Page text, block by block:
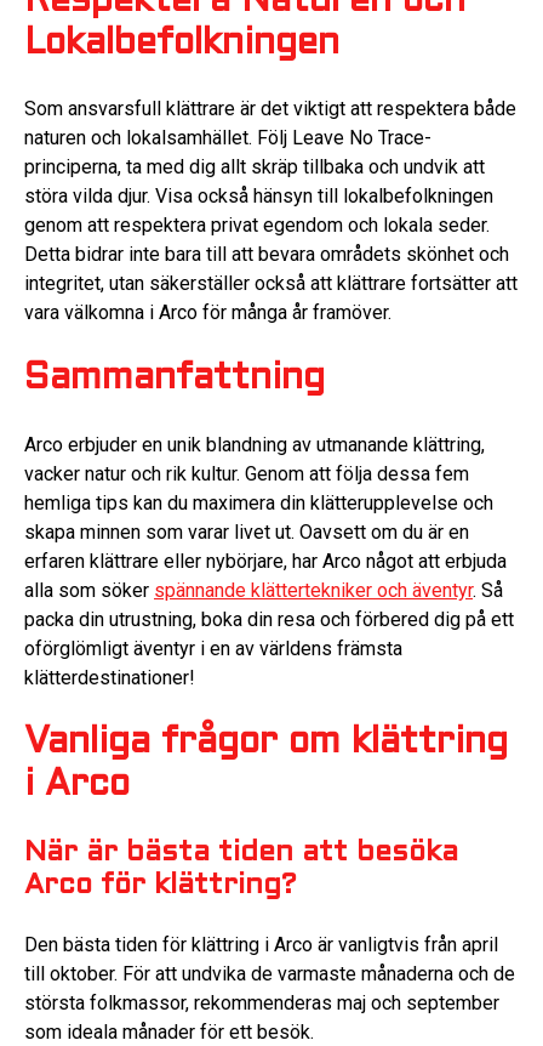
Lokalbefolkningen
Som ansvarsfull klättrare är det viktigt att respektera både
naturen och lokalsamhället. Följ Leave No Trace-
principerna, ta med dig allt skräp tillbaka och undvik att
störa vilda djur. Visa också hänsyn till lokalbefolkningen
genom att respektera privat egendom och lokala seder.
Detta bidrar inte bara till att bevara områdets skönhet och
integritet, utan säkerställer också att klättrare fortsätter att
vara välkomna i Arco för många år framöver.
Sammanfattning
Arco erbjuder en unik blandning av utmanande klättring,
vacker natur och rik kultur. Genom att följa dessa fem
hemliga tips kan du maximera din klätterupplevelse och
skapa minnen som varar livet ut. Oavsett om du är en
erfaren klättrare eller nybörjare, har Arco något att erbjuda
alla som söker spännande klättertekniker och äventyr. Så
packa din utrustning, boka din resa och förbered dig på ett
oförglömligt äventyr i en av världens främsta
klätterdestinationer!
Vanliga frågor om klättring
i Arco
När är bästa tiden att besöka
Arco för klättring?
Den bästa tiden för klättring i Arco är vanligtvis från april
till oktober. För att undvika de varmaste månaderna och de
största folkmassor, rekommenderas maj och september
som ideala månader för ett besök.